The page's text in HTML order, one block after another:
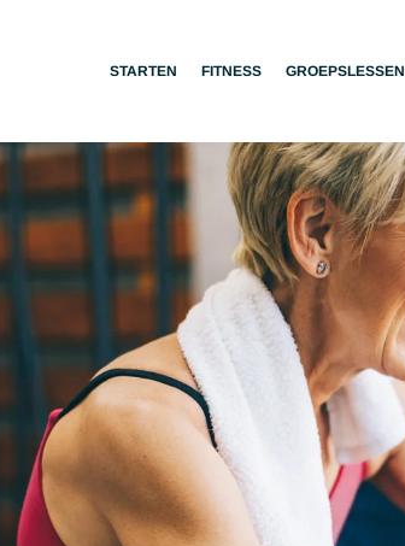
STARTEN FITNESS GROEPSLESSEN